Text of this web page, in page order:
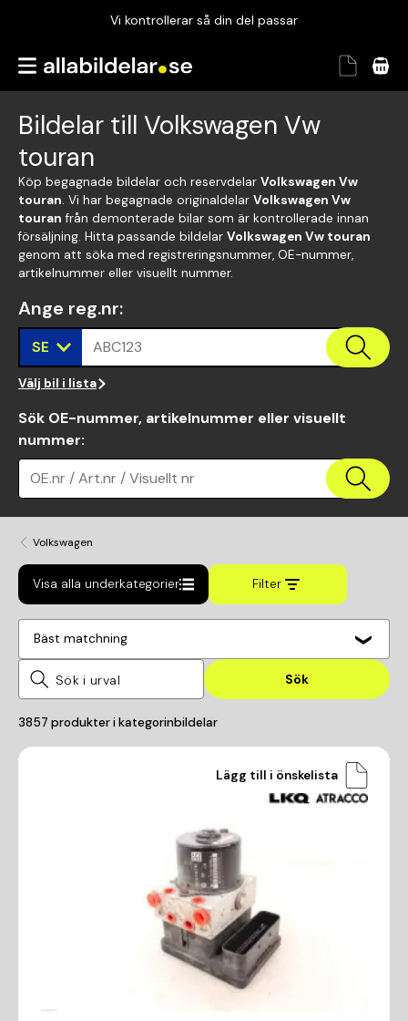
Vi kontrollerar så din del passar
Garanterad passform
Vi kontrollerar så din del passar
Bildelar till Volkswagen Vw
touran
Köp begagnade bildelar och reservdelar Volkswagen Vw
touran. Vi har begagnade originaldelar Volkswagen Vw
touran från demonterade bilar som är kontrollerade innan
försäljning. Hitta passande bildelar Volkswagen Vw touran
genom att söka med registreringsnummer, OE-nummer,
artikelnummer eller visuellt nummer.
Ange reg.nr:
SE ABC123
Välj bil i lista
Sök OE-nummer, artikelnummer eller visuellt
nummer:
OE.nr / Art.nr / Visuellt nr
Volkswagen
Visa alla underkategorier Filter
Bäst matchning
Sök
3857 produkter i kategorinbildelar
Lägg till i önskelista